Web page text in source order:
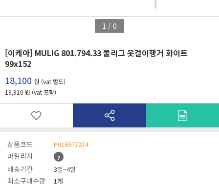
1 / 0
[이케아] MULIG 801.794.33 물리그 옷걸이행거 화이트
99x152
18,100 원 (vat 별도)
19,910 원 (vat 포함)
상품코드 P016977274
마일리지 ?
배송기간 3일~4일
최소구매수량 1개